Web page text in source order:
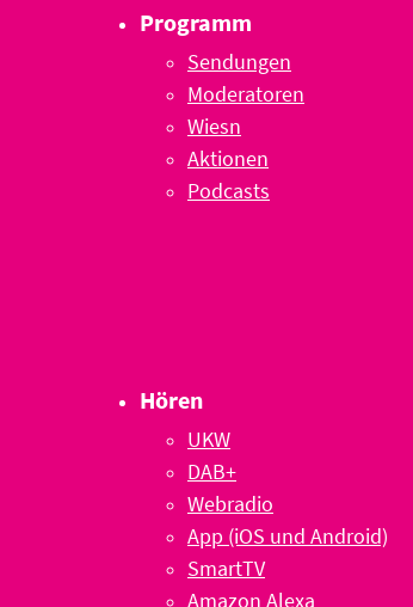
Programm
Sendungen
Moderatoren
Wiesn
Aktionen
Podcasts
Hören
UKW
DAB+
Webradio
App (iOS und Android)
SmartTV
Amazon Alexa